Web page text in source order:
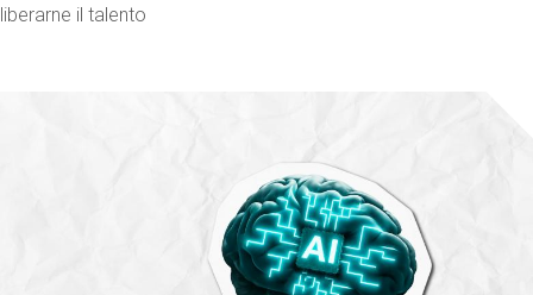
liberarne il talento